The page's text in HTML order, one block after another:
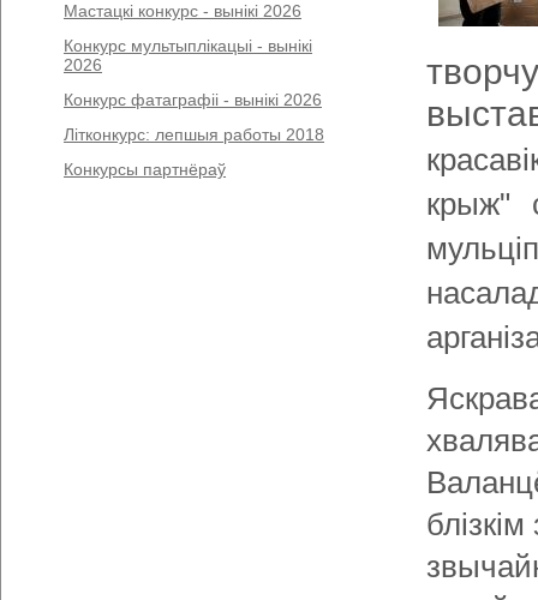
Мастацкі конкурс - вынікі 2026
Конкурс мультыплікацыі - вынікі
2026
Конкурс фатаграфіі - вынікі 2026
Літконкурс: лепшыя работы 2018
Конкурсы партнёраў
крыж"